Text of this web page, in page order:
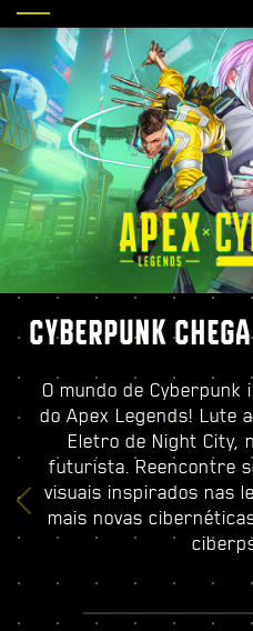
CYBERPUNK
O mundo de Cyberpunk
do Apex Legends! Lute
Eletro de Night City,
futurista. Reencontre
visuais inspirados nas
mais novas